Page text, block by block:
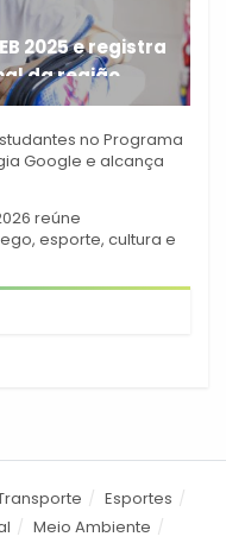
2025 e registra
da região
no Programa
Google e alcança
reúne
esporte, cultura e
Esportes
Meio Ambiente